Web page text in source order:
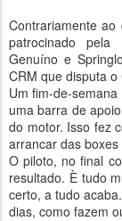
Contrariamente
patrocinado pela
Genuíno e
CRM que disputa
Um fim-de-
uma barra de
do motor. Isso fez
arrancar das
O piloto, no final
resultado. È tudo
certo, a tudo
dias, como fazem